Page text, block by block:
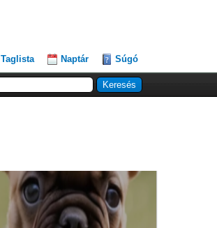
Taglista Naptár Súgó